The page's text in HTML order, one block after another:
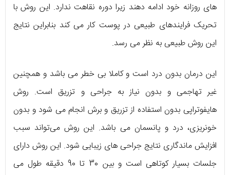
های روزانه خود ادامه دهند زیرا دوره نقاهت ندارد. این روش با
تحریک فرایندهای طبیعی در پوست کار می کند بنابراین نتایج
این روش طبیعی به نظر می رسد.
این درمان بدون درد است و کاملا بی خطر می باشد و همچنین
غیر تهاجمی و بدون نیاز به جراحی و تزریق است. روش
هایفوتراپی بدون استفاده از تزریق و برش انجام می شود و بدون
خونریزی، درد و پانسمان می باشد. این روش می‌تواند سبب
افزایش ماندگاری نتایج جراحی های زیبایی شود. این روش دارای
جلسات بسیار کوتاهی است و بین 30 تا 90 دقیقه طول می